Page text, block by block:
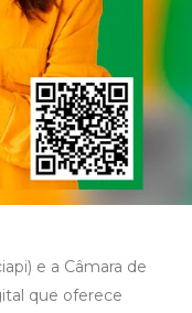
e a Câmara de
que oferece